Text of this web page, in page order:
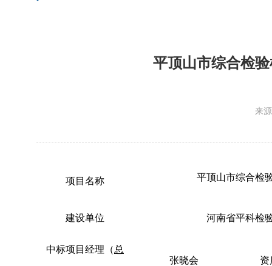
平顶山市综合检
来
项目名称 平顶山市综合检
建设单位 河南省平科检
中标项目经理 （总
张晓会 资